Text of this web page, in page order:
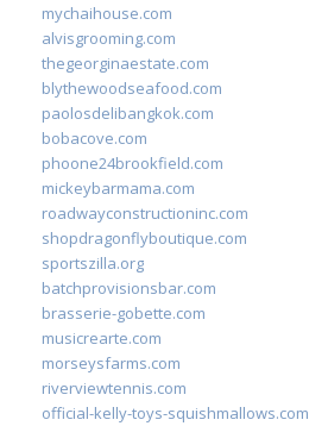
mychaihouse.com
alvisgrooming.com
thegeorginaestate.com
blythewoodseafood.com
paolosdelibangkok.com
bobacove.com
phoone24brookfield.com
mickeybarmama.com
roadwayconstructioninc.com
shopdragonflyboutique.com
sportszilla.org
batchprovisionsbar.com
brasserie-gobette.com
musicrearte.com
morseysfarms.com
riverviewtennis.com
official-kelly-toys-squishmallows.com